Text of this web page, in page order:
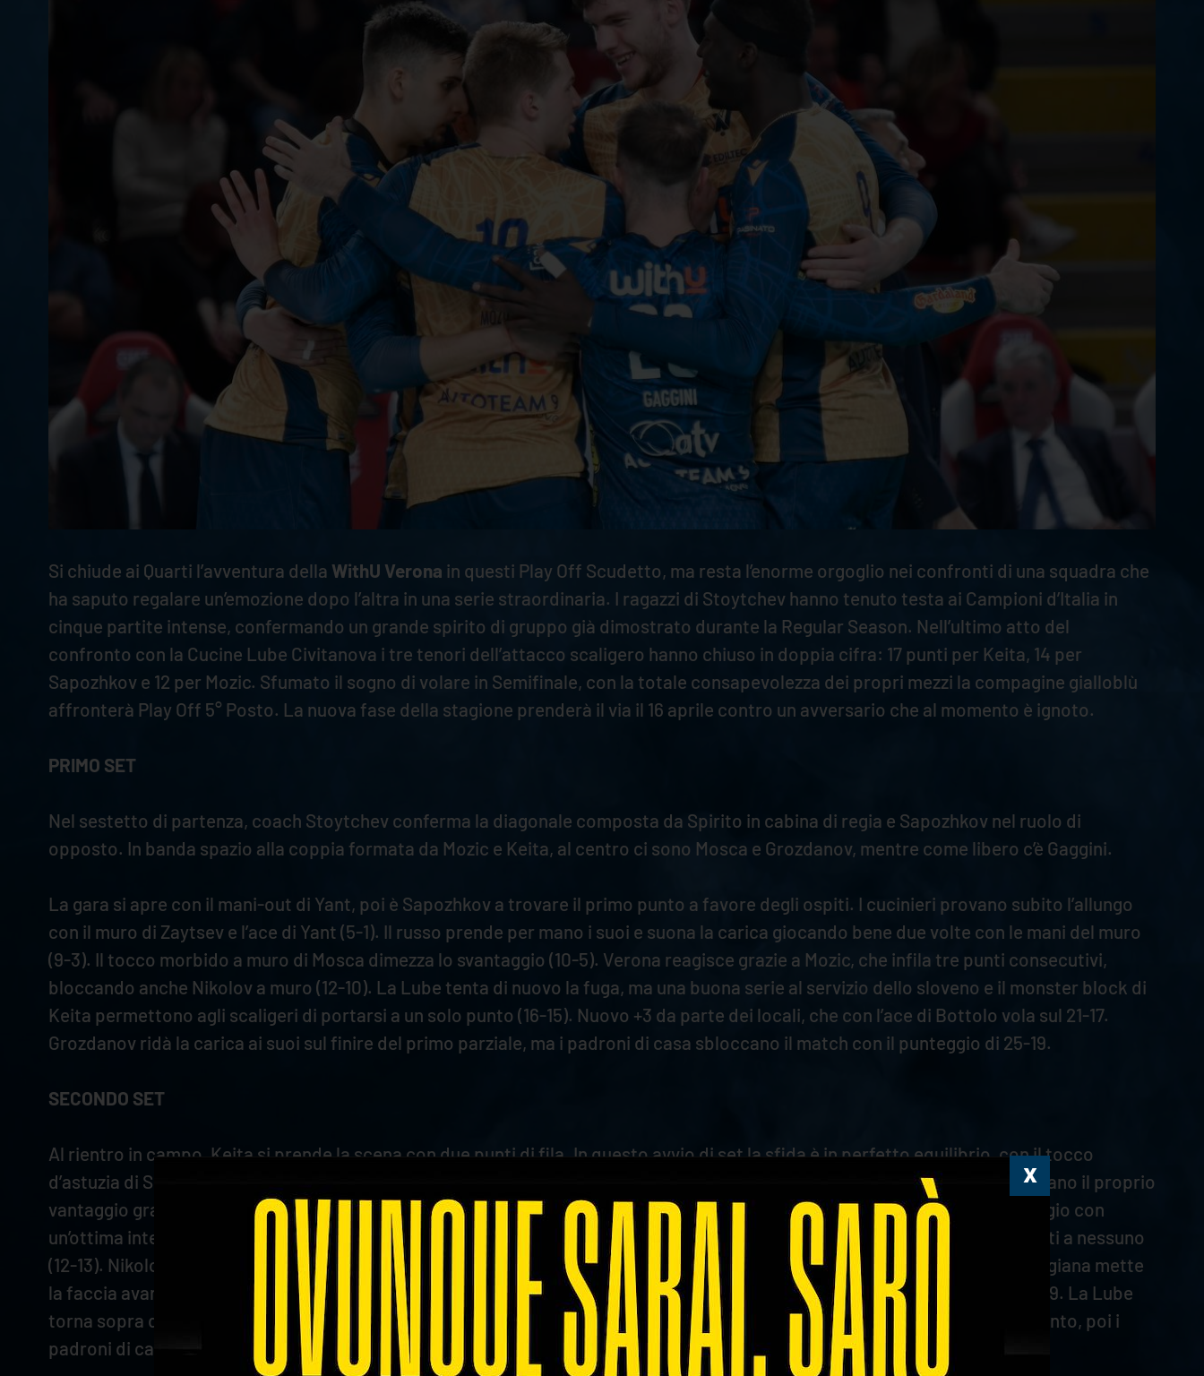
Si chiude ai Quarti l’avventura della WithU Verona in questi Play Off Scudetto, ma resta l’enorme orgoglio nei confronti di una squadra che
ha saputo regalare un’emozione dopo l’altra in una serie straordinaria. I ragazzi di Stoytchev hanno tenuto testa ai Campioni d’Italia in
cinque partite intense, confermando un grande spirito di gruppo già dimostrato durante la Regular Season. Nell’ultimo atto del
confronto con la Cucine Lube Civitanova i tre tenori dell’attacco scaligero hanno chiuso in doppia cifra: 17 punti per Keita, 14 per
Sapozhkov e 12 per Mozic. Sfumato il sogno di volare in Semifinale, con la totale consapevolezza dei propri mezzi la compagine gialloblù
affronterà Play Off 5° Posto. La nuova fase della stagione prenderà il via il 16 aprile contro un avversario che al momento è ignoto.
PRIMO SET
Nel sestetto di partenza, coach Stoytchev conferma la diagonale composta da Spirito in cabina di regia e Sapozhkov nel ruolo di
opposto. In banda spazio alla coppia formata da Mozic e Keita, al centro ci sono Mosca e Grozdanov, mentre come libero c’è Gaggini.
La gara si apre con il mani-out di Yant, poi è Sapozhkov a trovare il primo punto a favore degli ospiti. I cucinieri provano subito l’allungo
con il muro di Zaytsev e l’ace di Yant (5-1). Il russo prende per mano i suoi e suona la carica giocando bene due volte con le mani del muro
(9-3). Il tocco morbido a muro di Mosca dimezza lo svantaggio (10-5). Verona reagisce grazie a Mozic, che infila tre punti consecutivi,
bloccando anche Nikolov a muro (12-10). La Lube tenta di nuovo la fuga, ma una buona serie al servizio dello sloveno e il monster block di
Keita permettono agli scaligeri di portarsi a un solo punto (16-15). Nuovo +3 da parte dei locali, che con l’ace di Bottolo vola sul 21-17.
Grozdanov ridà la carica ai suoi sul finire del primo parziale, ma i padroni di casa sbloccano il match con il punteggio di 25-19.
SECONDO SET
Al rientro in campo, Keita si prende la scena con due punti di fila. In questo avvio di set la sfida è in perfetto equilibrio, con il tocco
d’astuzia di Spirito che vale il 3-5. Dai nove metri Mozic mette in difficoltà la retroguardia biancorossa e i gialloblù incrementano il proprio
vantaggio grazie all’attacco in diagonale di Keita per il 4-8. I ragazzi di Stoytchev mantengono le quattro lunghezze di vantaggio con
un’ottima intesa tra i reparti. La partita è vivace e la Lube riduce il gap dopo un video check contestato che non assegna punti a nessuno
(12-13). Nikolov timbra l’ace nella zona di conflitto e pareggia il parziale (14-14). L’equilibrio non si spezza, ma la truppa marchigiana mette
la faccia avanti grazie all’attacco di Zaytsev (18-17). Gaggini mette le ali sulla battuta di Garcia e Mozic ne approfitta per il 19-19. La Lube
torna sopra di due, ma gli scaligeri non si abbattono e rimettono la frazione in parità con Keita (21-21). Si va avanti punto a punto, poi i
padroni di casa mettono il sigillo sul set.